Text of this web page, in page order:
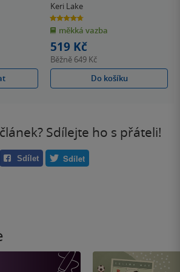
Keri Lake
4.7
z
5
hvězdiček
měkká vazba
519 Kč
Běžně 649 Kč
Do košíku
Sdílejte ho s přáteli!
Sdílet Sdílet